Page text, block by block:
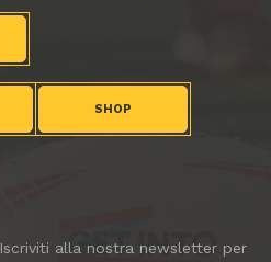
SHOP
Iscriviti alla nostra newsletter per